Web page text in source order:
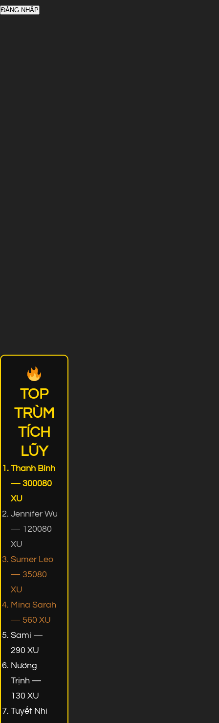
TOP
TRÙM
TÍCH
LŨY
Thanh Bình
— 300080
XU
Jennifer Wu
— 120080
XU
Sumer Leo
— 35080
XU
Mina Sarah
— 560 XU
Sami —
290 XU
Nương
Trịnh —
130 XU
Tuyết Nhi